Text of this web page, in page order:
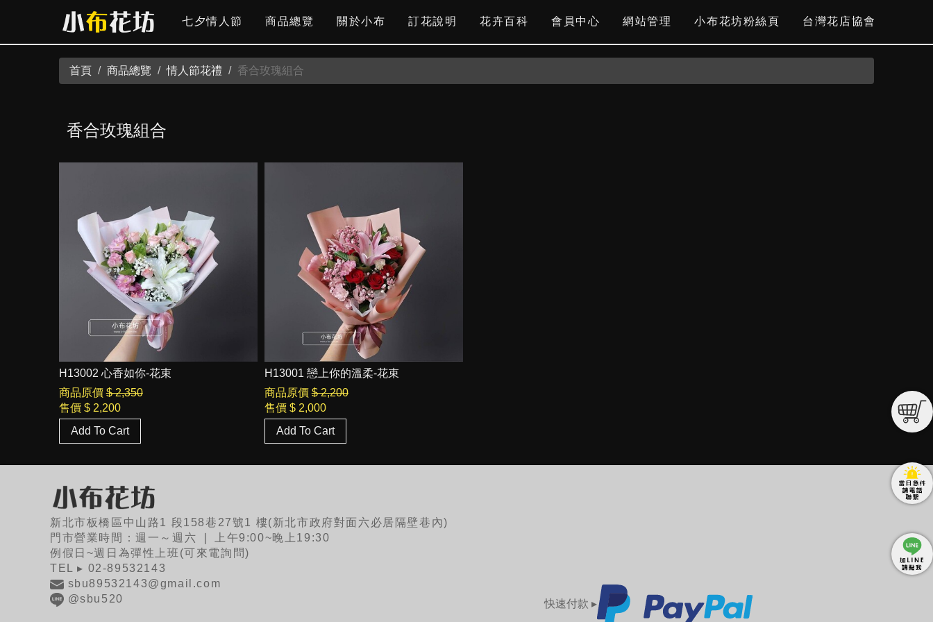
七夕情人節 商品總覽 關於小布 訂花說明 花卉百科 會員中心 網站管理 小布花坊粉絲頁 台灣花店協會
首頁 商品總覽 情人節花禮 香合玫瑰組合
香合玫瑰組合
H13002 心香如你-花束
商品原價 $ 2,350
售價 $ 2,200
Add To Cart
H13001 戀上你的溫柔-花束
商品原價 $ 2,200
售價 $ 2,000
Add To Cart
新北市板橋區中山路1 段158巷27號1 樓(新北市政府對面六必居隔壁巷內)
門市營業時間：週一～週六 ❘ 上午9:00~晚上19:30
例假日~週日為彈性上班(可來電詢問)
TEL ▸ 02-89532143
sbu89532143@gmail.com
@sbu520
快速付款 ▸